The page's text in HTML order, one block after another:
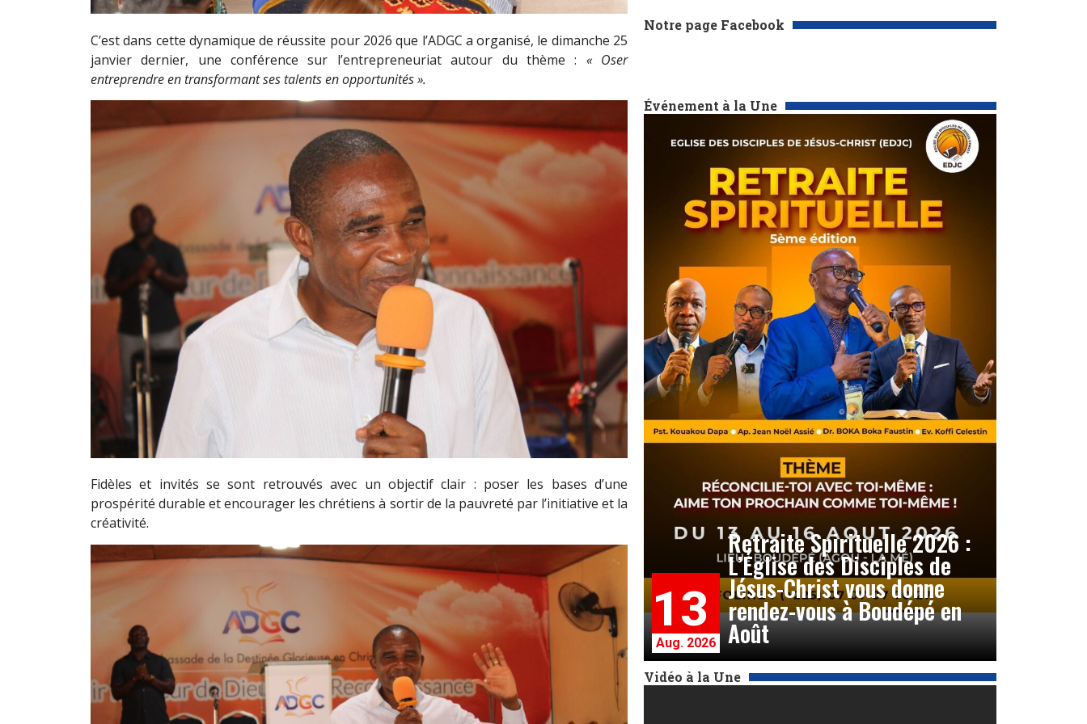
Notre page Facebook
Événement à la Une
13
Aug. 2026
Retraite Spirituelle 2026 :
L’Église des Disciples de
Jésus-Christ vous donne
rendez-vous à Boudépé en
Août
Vidéo à la Une
C’est dans cette dynamique de réussite pour 2026 que l’ADGC a organisé, le dimanche 25
janvier dernier, une conférence sur l’entrepreneuriat autour du thème : «Oser
entreprendre en transformant ses talents en opportunités».
Fidèles et invités se sont retrouvés avec un objectif clair : poser les bases d’une
prospérité durable et encourager les chrétiens à sortir de la pauvreté par l’initiative et la
créativité.